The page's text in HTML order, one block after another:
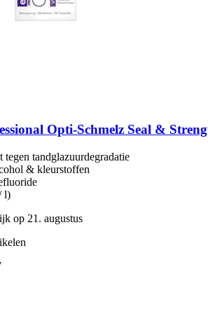
Opti-​Schmelz Seal &
tegen tandglazuurdegradatie
& kleurstoffen
l)
op 21. augustus